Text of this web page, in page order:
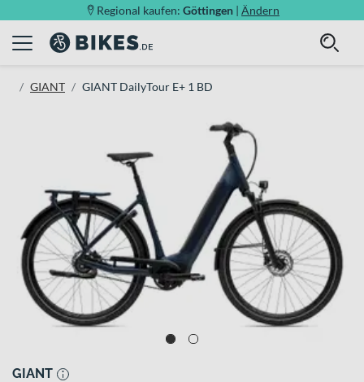
Regional kaufen: Göttingen | Ändern
GIANT GIANT DailyTour E+ 1 BD
GIANT